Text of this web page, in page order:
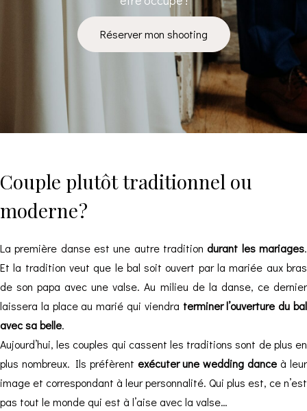
Réserver mon shooting
Couple plutôt traditionnel ou
moderne ?
La première danse est une autre traditiondurant les mariages.
Et la tradition veut que le bal soit ouvert par la mariée aux bras
de son papa avec une valse. Au milieu de la danse, ce dernier
laissera la place au marié qui viendra terminer l’ouverture du bal
avec sa belle.
Aujourd’hui, les couples qui cassent les traditions sont de plus en
plus nombreux. Ils préfèrent exécuter une wedding dance à leur
image et correspondant à leur personnalité. Qui plus est, ce n’est
pas tout le monde qui est à l’aise avec la valse…